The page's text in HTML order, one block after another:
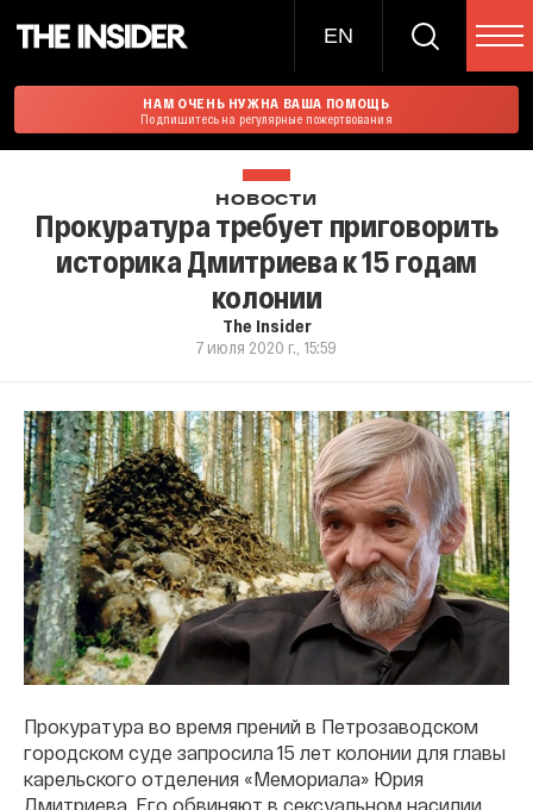
EN
НАМ ОЧЕНЬ НУЖНА ВАША ПОМОЩЬ
Подпишитесь на регулярные пожертвования
НОВОСТИ
Прокуратура требует приговорить
историка Дмитриева к 15 годам
колонии
The Insider
7 июля 2020 г., 15:59
Прокуратура во время прений в Петрозаводском
городском суде запросила 15 лет колонии для главы
карельского отделения «Мемориала» Юрия
Дмитриева. Его обвиняют в сексуальном насилии